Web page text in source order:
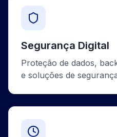
Segurança Digital
Proteção de dados,
e soluções de